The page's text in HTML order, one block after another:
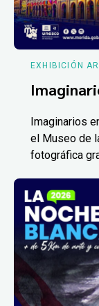
EXHIBICIÓN
Imaginarios
el Museo de
fotográfica